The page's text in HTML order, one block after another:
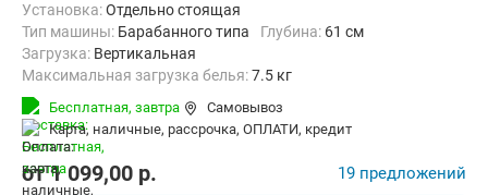
Установка:Отдельно стоящая
Тип машины: Барабанного типа Глубина: 61 см
загрузка: Вертикальная
Максимальная загрузка белья:7.5 кг
Количество программ:
Материал бака:
Нерж. сталь
Дополнительные функции:
Звуковой сигнал, Отложенный
Безопасность:Защита от детей, Контроль дисбаланса
Ширина:40 см
Бесплатная, завтра
Самовывоз
карта, наличные, рассрочка, ОПЛАТИ, кредит
от1 099,00 p. 19 предложений